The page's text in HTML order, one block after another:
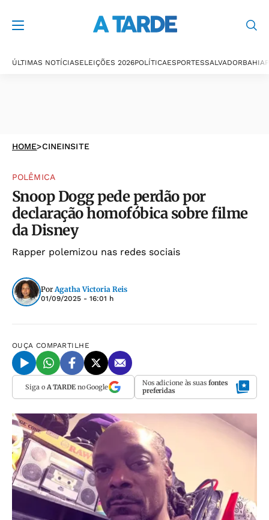
ÚLTIMAS NOTÍCIASELEIÇÕES 2026POLÍTICAESPORTESSALVADORBAHIA
HOME>CINEINSITE
POLÊMICA
Snoop Dogg pede perdão por
declaração homofóbica sobre filme
da Disney
Rapper polemizou nas redes sociais
Por Agatha Victoria Reis
01/09/2025 - 16:01 h
OUÇA COMPARTILHE
Siga o A TARDEno Google Nos adicione às suas fontes
preferidas